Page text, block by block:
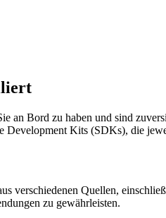
an Bord zu haben und sind
Development Kits (SDKs), die
verschiedenen Quellen,
zu gewährleisten.